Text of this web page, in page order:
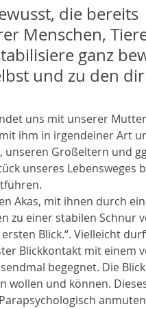
die bereits
Menschen,
ganz
und zu den dir
uns mit unserer
ihm in irgendeiner Art
Großeltern und
unseres Lebensweges
Akas, mit ihnen durch
zu einer stabilen Schnur
Blick.“. Vielleicht
Blickkontakt mit einem
begegnet. Die
wollen und können.